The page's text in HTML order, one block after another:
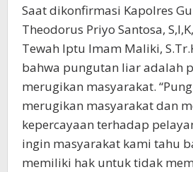
Saat dikonfirmasi Kapolres
Theodorus Priyo Santosa,
Tewah Iptu Imam Maliki,
bahwa pungutan liar adalah
merugikan masyarakat.
merugikan masyarakat dan
kepercayaan terhadap
ingin masyarakat kami tahu
memiliki hak untuk tidak